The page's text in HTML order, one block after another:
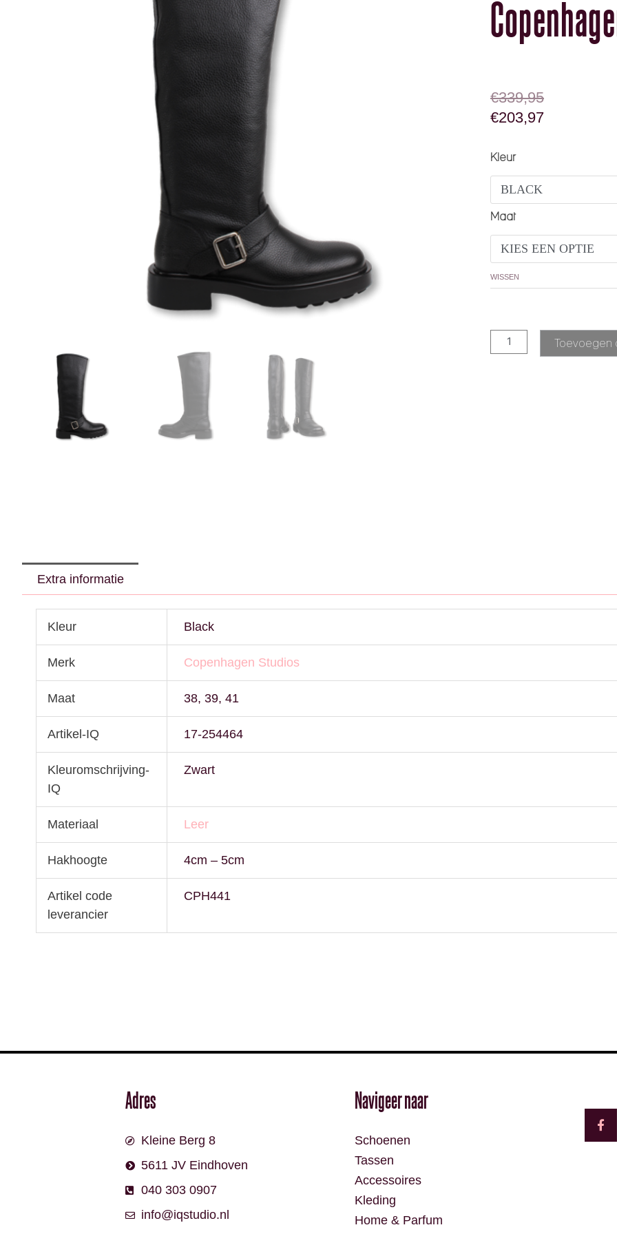
€339,95
€203,97
HUIDIGE PRIJS
Kleur
Maat
WISSEN
Copenhagen Studios
Toevoegen
Extra informatie
Kleur Black
Merk Copenhagen Studios
Maat 38, 39, 41
Artikel-IQ 17-254464
Kleuromschrijving-
IQ
Zwart
Materiaal Leer
Hakhoogte 4cm – 5cm
Artikel code
leverancier
CPH441
Adres
Kleine Berg 8
5611 JV Eindhoven
040 303 0907
info@iqstudio.nl
Navigeer naar
Schoenen
Tassen
Accessoires
Kleding
Home & Parfum
c
e
b